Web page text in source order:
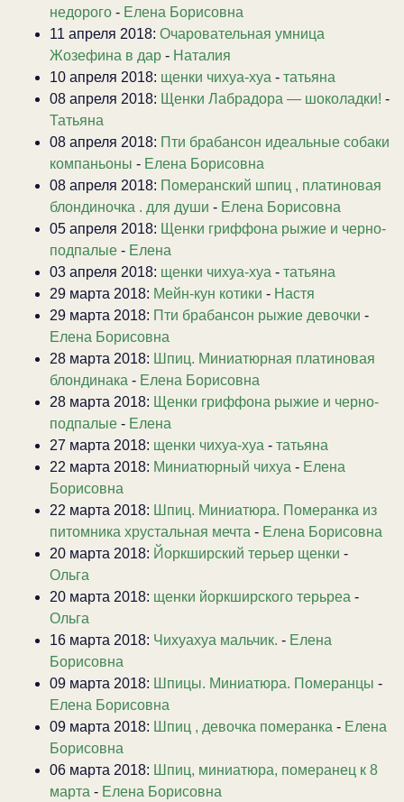
недорого - Елена Борисовна
11 апреля 2018: Очаровательная умница
Жозефина в дар - Наталия
10 апреля 2018: щенки чихуа-хуа - татьяна
08 апреля 2018: Щенки Лабрадора — шоколадки! -
Татьяна
08 апреля 2018: Пти брабансон идеальные собаки
компаньоны - Елена Борисовна
08 апреля 2018: Померанский шпиц , платиновая
блондиночка . для души - Елена Борисовна
05 апреля 2018: Щенки гриффона рыжие и черно-
подпалые - Елена
03 апреля 2018: щенки чихуа-хуа - татьяна
29 марта 2018: Мейн-кун котики - Настя
29 марта 2018: Пти брабансон рыжие девочки -
Елена Борисовна
28 марта 2018: Шпиц. Миниатюрная платиновая
блондинака - Елена Борисовна
28 марта 2018: Щенки гриффона рыжие и черно-
подпалые - Елена
27 марта 2018: щенки чихуа-хуа - татьяна
22 марта 2018: Миниатюрный чихуа - Елена
Борисовна
22 марта 2018: Шпиц. Миниатюра. Померанка из
питомника хрустальная мечта - Елена Борисовна
20 марта 2018: Йоркширский терьер щенки -
Ольга
20 марта 2018: щенки йоркширского терьреа -
Ольга
16 марта 2018: Чихуахуа мальчик. - Елена
Борисовна
09 марта 2018: Шпицы. Миниатюра. Померанцы -
Елена Борисовна
09 марта 2018: Шпиц , девочка померанка - Елена
Борисовна
06 марта 2018: Шпиц, миниатюра, померанец к 8
марта - Елена Борисовна